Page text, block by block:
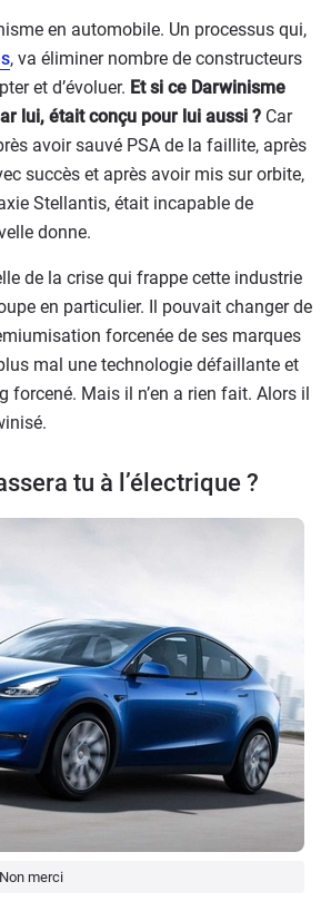
en automobile. Un processus qui,
, va éliminer nombre de constructeurs
et d’évoluer. Et si ce Darwinisme
lui, était conçu pour lui aussi ? Car
avoir sauvé PSA de la faillite, après
succès et après avoir mis sur orbite,
Stellantis, était incapable de
donne.
de la crise qui frappe cette industrie
en particulier. Il pouvait changer de
forcenée de ses marques
mal une technologie défaillante et
forcené. Mais il n’en a rien fait. Alors il
tu à l’électrique ?
merci